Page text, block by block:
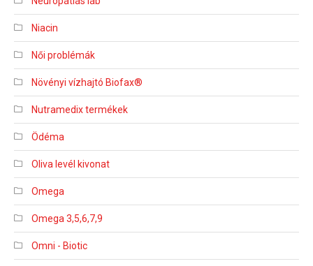
Niacin
Női problémák
Növényi vízhajtó Biofax®
Nutramedix termékek
Ödéma
Oliva levél kivonat
Omega
Omega 3,5,6,7,9
Omni - Biotic